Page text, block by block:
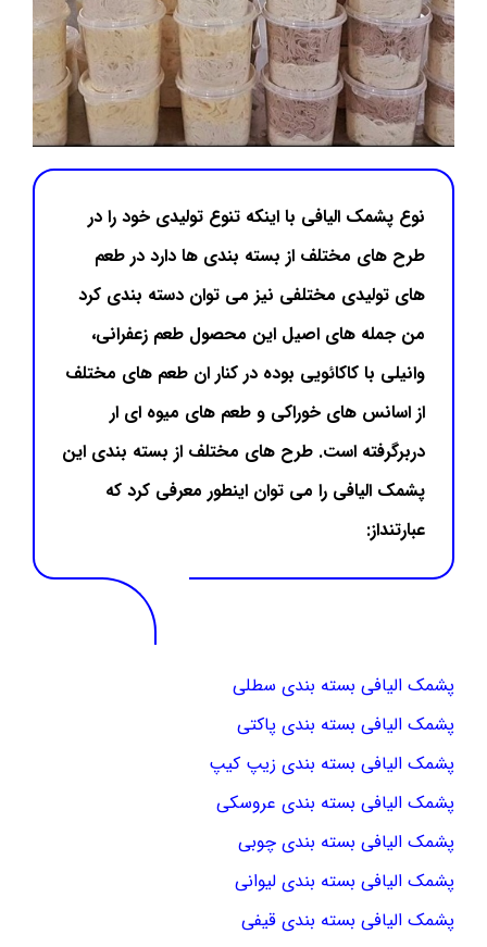
نوع پشمک الیافی با اینکه تنوع تولیدی خود را در
طرح های مختلف از بسته بندی ها دارد در طعم
های تولیدی مختلفی نیز می توان دسته بندی کرد
من جمله های اصیل این محصول طعم زعفرانی،
وانیلی با کاکائویی بوده در کنار ان طعم های مختلف
از اسانس های خوراکی و طعم های میوه ای ار
دربرگرفته است. طرح های مختلف از بسته بندی این
پشمک الیافی را می توان اینطور معرفی کرد که
عبارتنداز:
پشمک الیافی بسته بندی سطلی
پشمک الیافی بسته بندی پاکتی
پشمک الیافی بسته بندی زیپ کیپ
پشمک الیافی بسته بندی عروسکی
پشمک الیافی بسته بندی چوبی
پشمک الیافی بسته بندی لیوانی
پشمک الیافی بسته بندی قیفی